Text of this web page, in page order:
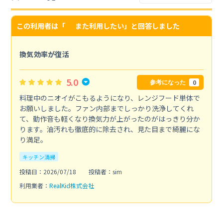
この利用者は「 また利用したい」と回答しました
換気効率が復活
5.0 参考になった 0
料理中のニオイがこもるようになり、レンジフード単体で
お願いしました。ファン内部までしっかり洗浄してくれ
て、動作音も軽くなり換気力が上がったのがはっきり分か
ります。油汚れも徹底的に除去され、見た目まで綺麗にな
り満足。
キッチン清掃
投稿日：2026/07/18
投稿者：sim
利用業者： RealKid株式会社